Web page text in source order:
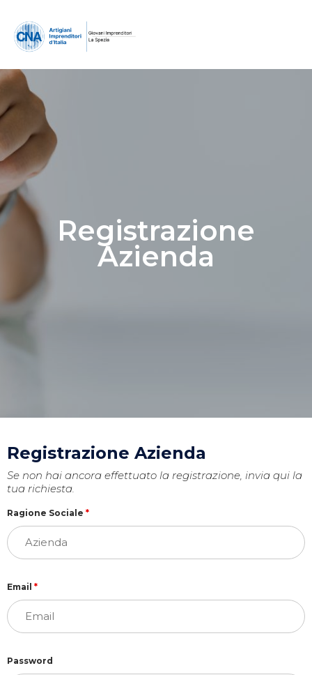
Registrazione
Azienda
Registrazione Azienda
Se non hai ancora effettuato la registrazione, invia qui la
tua richiesta.
Ragione Sociale *
Email *
Password